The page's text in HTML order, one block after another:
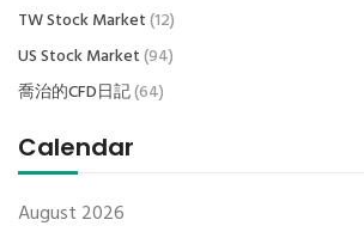
TW Stock Market(12)
US Stock Market(94)
喬治的CFD日記(64)
Calendar
August 2026